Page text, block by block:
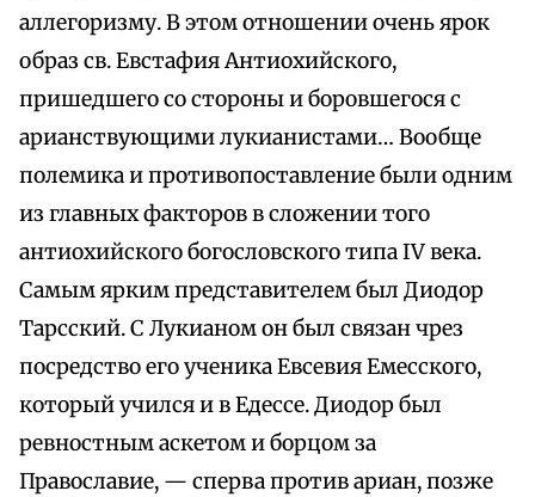
аллегоризму. В этом отношении очень ярок
образ св. Евстафия Антиохийского,
пришедшего со стороны и боровшегося с
арианствующими лукианистами… Вообще
полемика и противопоставление были одним
из главных факторов в сложении того
антиохийского богословского типа IV века.
Самым ярким представителем был Диодор
Тарсский. С Лукианом он был связан чрез
посредство его ученика Евсевия Емесского,
который учился и в Едессе. Диодор был
ревностным аскетом и борцом за
Православие, — сперва против apиaн, позже